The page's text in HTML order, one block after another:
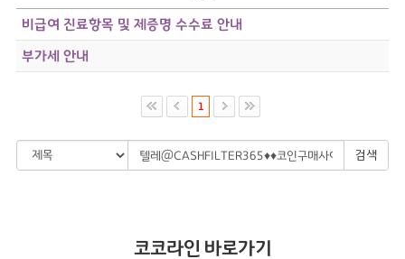
비급여 진료항목 및 제증명 수수료 안내
부가세 안내
1
검색
코코라인 바로가기